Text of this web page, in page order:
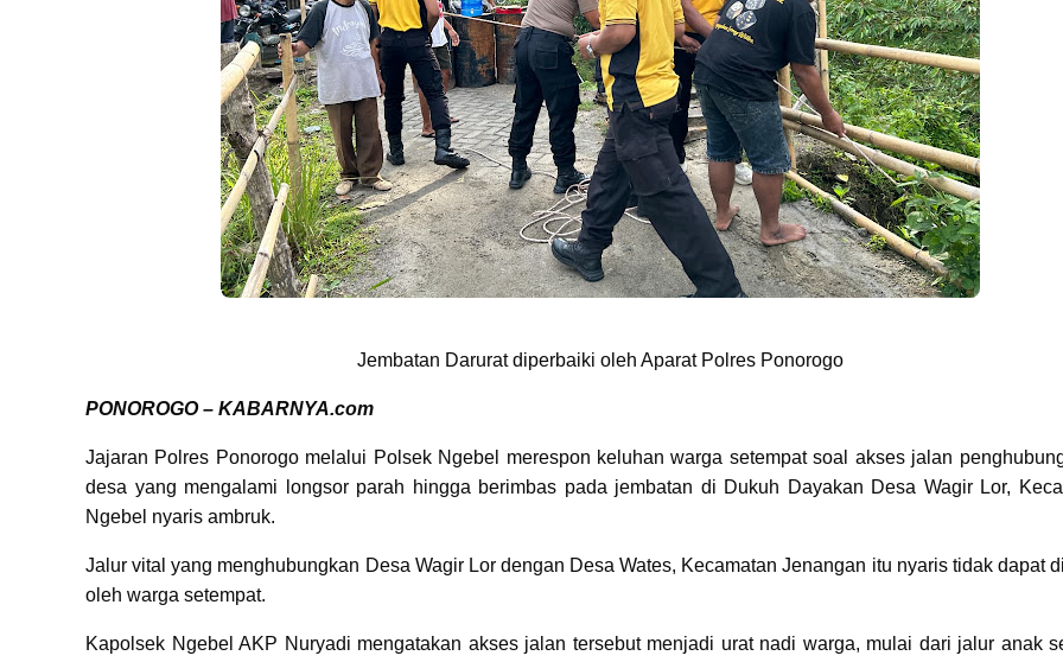
Jembatan Darurat diperbaiki oleh Aparat Polres Ponorogo
PONOROGO – KABARNYA.com
Jajaran Polres Ponorogo melalui Polsek Ngebel merespon keluhan warga setempat soal akses jalan
desa yang mengalami longsor parah hingga berimbas pada jembatan di Dukuh Dayakan Desa Wagir Lor,
Ngebel nyaris ambruk.
Jalur vital yang menghubungkan Desa Wagir Lor dengan Desa Wates, Kecamatan Jenangan itu nyaris tidak dapat
oleh warga setempat.
Kapolsek Ngebel AKP Nuryadi mengatakan akses jalan tersebut menjadi urat nadi warga, mulai dari jalur anak